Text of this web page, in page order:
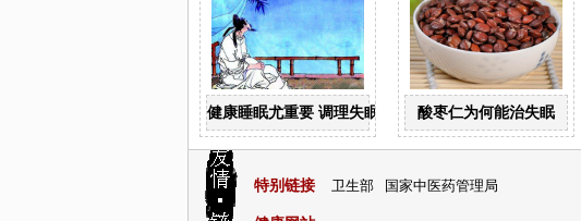
健康睡眠尤重要 调理失眠四诀窍酸枣仁为何能治失眠
特别链接 卫生部 国家中医药管理局